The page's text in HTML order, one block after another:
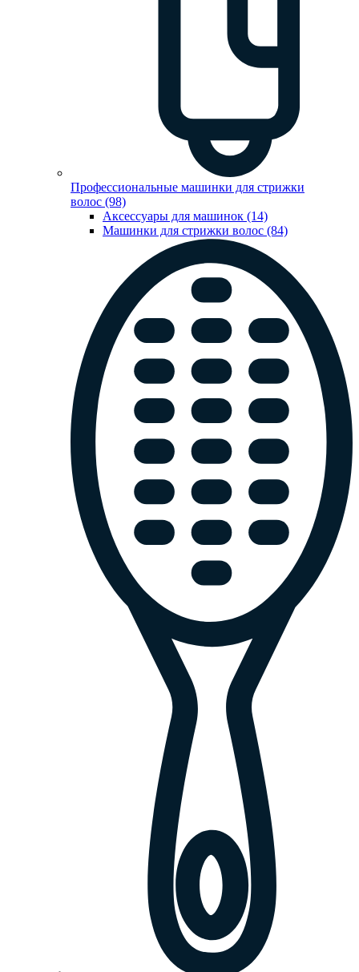
Профессиональные машинки для стрижки
волос (98)
Аксессуары для машинок (14)
Машинки для стрижки волос (84)